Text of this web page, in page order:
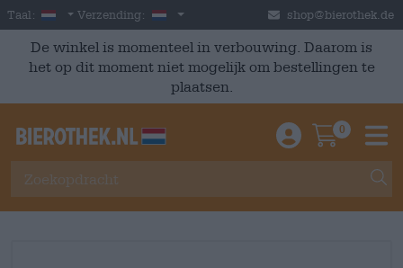
Skip to main content
Taal: Dutch
Verzending: Nederland shop@bierothek.de
De winkel is momenteel in verbouwing. Daarom is
het op dit moment niet mogelijk om bestellingen te
plaatsen.
Einloggen /
0